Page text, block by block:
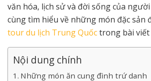
văn hóa, lịch sử và đời sống của
cùng tìm hiểu về những món đặc sản
tour du lịch Trung Quốctrong bài viết
Nội dung chính
Những món ăn cung đình trứ danh